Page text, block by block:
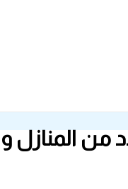
من المنازل